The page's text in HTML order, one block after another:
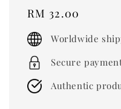
Regular
price
RM 32.00
Worldwide
Secure
Authentic